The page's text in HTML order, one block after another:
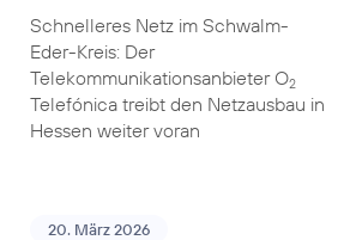
Schnelleres Netz im Schwalm-
Eder-Kreis: Der
Telekommunikationsanbieter O2
Telefónica treibt den Netzausbau in
Hessen weiter voran
20. März 2026